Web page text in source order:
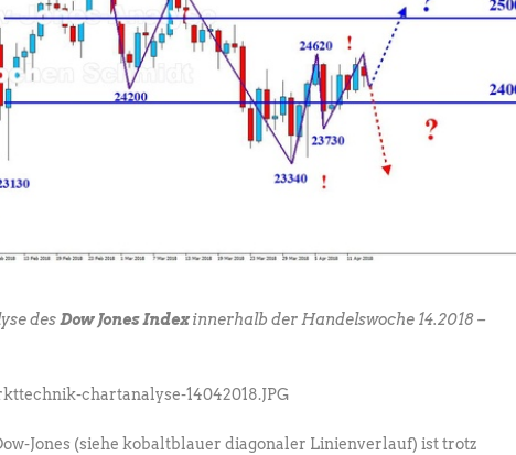
desDow Jones Indexinnerhalb der Handelswoche 14.2018 –
Jones (siehe kobaltblauer diagonaler Linienverlauf) ist trotz